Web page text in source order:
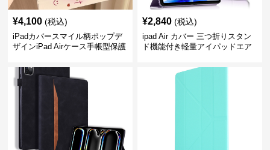
¥4,100 (税込)
iPadカバースマイル柄ポップデ
ザインiPad Airケース手帳型保護
¥2,840 (税込)
ipad Air カバー 三つ折りスタン
ド機能付き軽量アイパッドエア